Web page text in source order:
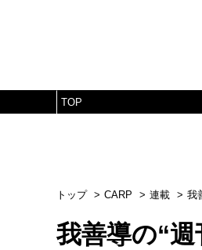
TOP
トップ CARP 連載 我
我善導の“